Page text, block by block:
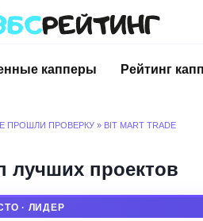
капперы
Рейтинг
ПРОШЛИ ПРОВЕРКУ » BIT MART TRADE
лучших проектов
· ЛИДЕР